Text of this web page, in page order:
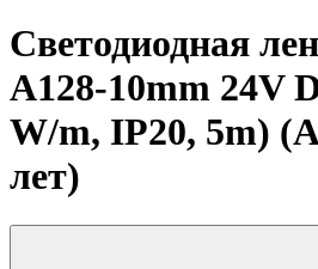
Светодиодная
A128-10mm 24V
W/m, IP20, 5m)
лет)